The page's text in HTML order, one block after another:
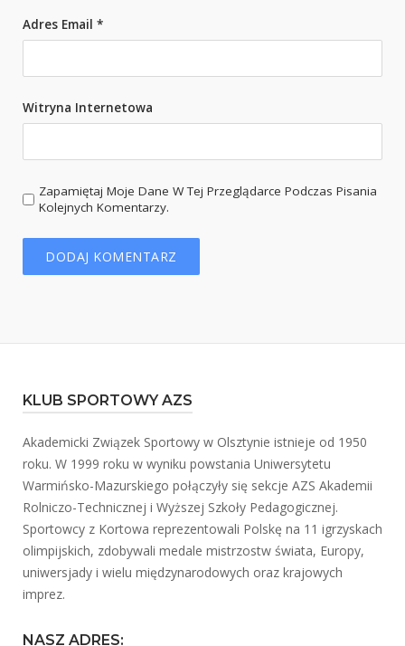
Adres Email *
Witryna Internetowa
Zapamiętaj Moje Dane W Tej Przeglądarce Podczas Pisania
Kolejnych Komentarzy.
KLUB SPORTOWY AZS
Akademicki Związek Sportowy w Olsztynie istnieje od 1950
roku. W 1999 roku w wyniku powstania Uniwersytetu
Warmińsko-Mazurskiego połączyły się sekcje AZS Akademii
Rolniczo-Technicznej i Wyższej Szkoły Pedagogicznej.
Sportowcy z Kortowa reprezentowali Polskę na 11 igrzyskach
olimpijskich, zdobywali medale mistrzostw świata, Europy,
uniwersjady i wielu międzynarodowych oraz krajowych
imprez.
NASZ ADRES: